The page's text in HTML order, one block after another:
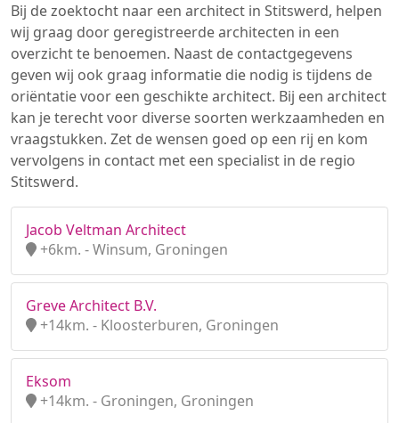
Bij de zoektocht naar een architect in Stitswerd, helpen
wij graag door geregistreerde architecten in een
overzicht te benoemen. Naast de contactgegevens
geven wij ook graag informatie die nodig is tijdens de
oriëntatie voor een geschikte architect. Bij een architect
kan je terecht voor diverse soorten werkzaamheden en
vraagstukken. Zet de wensen goed op een rij en kom
vervolgens in contact met een specialist in de regio
Stitswerd.
Jacob Veltman Architect
+6km. - Winsum, Groningen
Greve Architect B.V.
+14km. - Kloosterburen, Groningen
Eksom
+14km. - Groningen, Groningen